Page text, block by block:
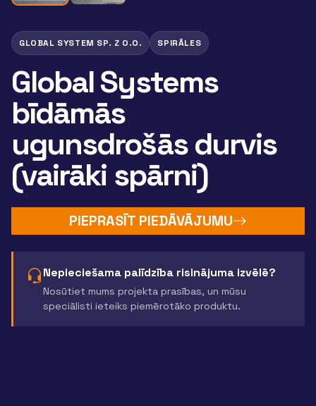
GLOBAL SYSTEM SP. Z O.O. SPIRĀLES
Global Systems
bīdāmās
ugunsdrošās durvis
(vairāki spārni)
PIEPRASĪT PIEDĀVĀJUMU
Nepieciešama palīdzība risinājuma izvēlē?
Nosūtiet mums projekta prasības, un mūsu
speciālisti ieteiks piemērotāko produktu.